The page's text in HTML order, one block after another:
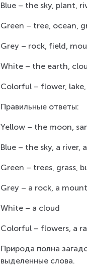
Blue – the sky, plant,
Green – tree, ocean,
Grey – rock, field,
White – the earth,
Colorful – flower,
Правильные ответы:
Yellow – the moon,
Blue – the sky, a river,
Green – trees, grass,
Grey – a rock, a
White – a cloud
Colorful – flowers, a
Природа полна
выделенные слова.